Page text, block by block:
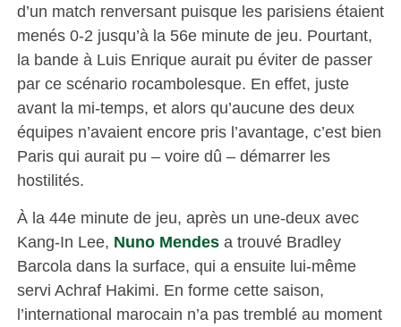
d’un match renversant puisque les parisiens étaient
menés 0-2 jusqu’à la 56e minute de jeu. Pourtant,
la bande à Luis Enrique aurait pu éviter de passer
par ce scénario rocambolesque. En effet, juste
avant la mi-temps, et alors qu’aucune des deux
équipes n’avaient encore pris l’avantage, c’est bien
Paris qui aurait pu – voire dû – démarrer les
hostilités.
À la 44e minute de jeu, après un une-deux avec
Kang-In Lee, Nuno Mendesa trouvé Bradley
Barcola dans la surface, qui a ensuite lui-même
servi Achraf Hakimi. En forme cette saison,
l’international marocain n’a pas tremblé au moment